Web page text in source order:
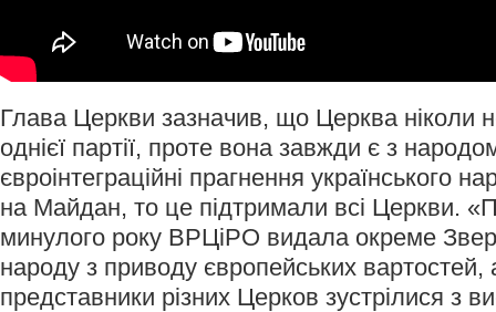
Глава Церкви зазначив, що Церква ніколи
однієї партії, проте вона завжди є з
євроінтеграційні прагнення українського
на Майдан, то це підтримали всі Церкви.
минулого року ВРЦіРО видала окреме
народу з приводу європейських вартостей,
представники різних Церков зустрілися з